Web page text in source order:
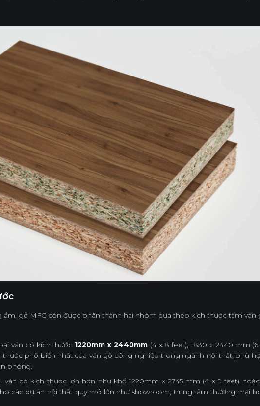
gỗ MFC còn được phân thành hai nhóm dựa theo kích thước tấm ván
ván có kích thước 1220mm x 2440mm(4 x 8 feet), 1830 x 2440 mm
thước phổ biến nhất của ván gỗ công nghiệp trong ngành nội thất, phù
phòng.
ván có kích thước lớn hơn như khổ 1220mm x 2745 mm (4 x 9 feet)
các dự án nội thất quy mô lớn như showroom, trung tâm thương mại